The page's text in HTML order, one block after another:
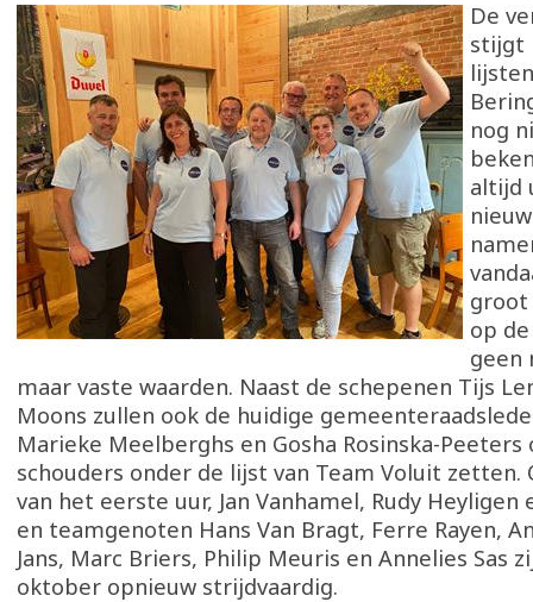
De
stijgt
nog
altijd
groot
op
geen
maar vaste waarden. Naast de schepenen Tijs
Moons zullen ook de huidige
Marieke Meelberghs en Gosha Rosinska-Peeters
schouders onder de lijst van Team Voluit zetten.
van het eerste uur, Jan Vanhamel, Rudy Heyligen
en teamgenoten Hans Van Bragt, Ferre Rayen,
Jans, Marc Briers, Philip Meuris en Annelies Sas
oktober opnieuw strijdvaardig.